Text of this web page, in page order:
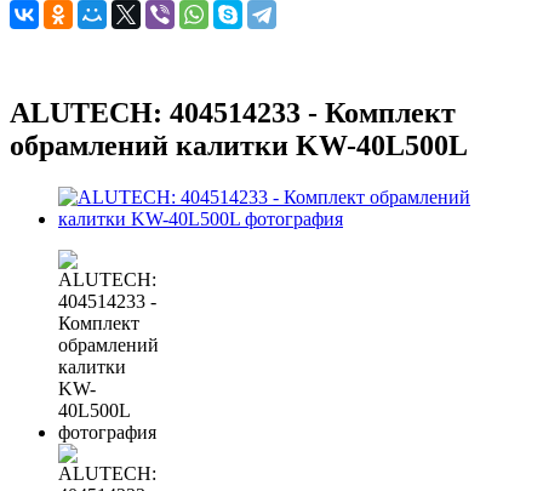
ALUTECH: 404514233 - Комплект
обрамлений калитки KW-40L500L